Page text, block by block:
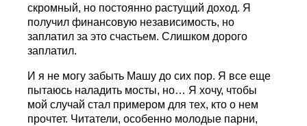
скромный, но постоянно растущий доход. Я
получил финансовую независимость, но
заплатил за это счастьем. Слишком дорого
заплатил.
И я не могу забыть Машу до сих пор. Я все еще
пытаюсь наладить мосты, но… Я хочу, чтобы
мой случай стал примером для тех, кто о нем
прочтет. Читатели, особенно молодые парни,